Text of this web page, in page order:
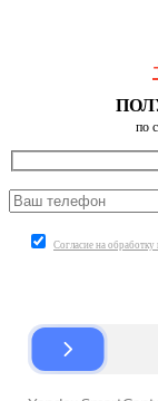
по
Согласие на